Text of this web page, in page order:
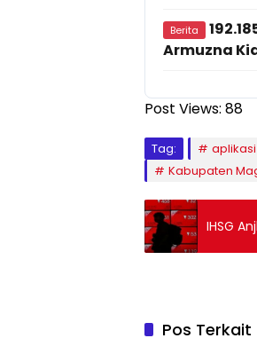
Berita
Armuzna
Post Views: 88
Tag:
Kabupaten
IHSG
Pos Terkait